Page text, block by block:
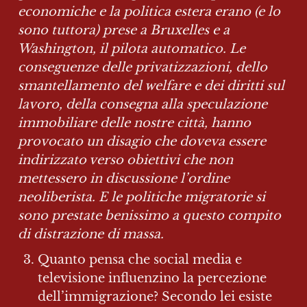
economiche e la politica estera erano (e lo
sono tuttora) prese a Bruxelles e a
Washington, il pilota automatico. Le
conseguenze delle privatizzazioni, dello
smantellamento del welfare e dei diritti sul
lavoro, della consegna alla speculazione
immobiliare delle nostre città, hanno
provocato un disagio che doveva essere
indirizzato verso obiettivi che non
mettessero in discussione l’ordine
neoliberista. E le politiche migratorie si
sono prestate benissimo a questo compito
di distrazione di massa.
Quanto pensa che social media e
televisione influenzino la percezione
dell’immigrazione? Secondo lei esiste